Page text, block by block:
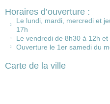
Horaires d’ouverture :
Le lundi, mardi, mercredi et
17h
Le vendredi de 8h30 à 12h
Ouverture le 1er samedi du
Carte de la ville